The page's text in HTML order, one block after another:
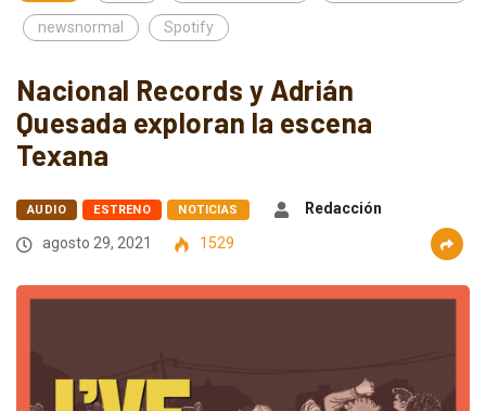
newsnormal Spotify
Nacional Records y Adrián
Quesada exploran la escena
Texana
AUDIO ESTRENO NOTICIAS
Redacción
agosto 29, 2021
1529